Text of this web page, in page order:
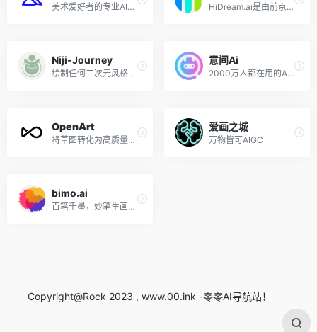
美术爱好者的专业AI工作台 HiDream.ai是由前京东副总裁梅涛创立的Al初创公司智象未来(HiDream.ai)推出的多模态Al视觉平台
Niji-Journey
绘制任何二次元风格的AI绘画工具
意间Ai
2000万人都在用的AIGC平台
OpenArt
将草图转化为高质量图像
爱画之城
万物皆可AIGC
bimo.ai
百笔千墨，妙笔生画是一款基于人工智能的绘画生成器
Copyright@Rock 2023 , www.00.ink -零零AI导航站！